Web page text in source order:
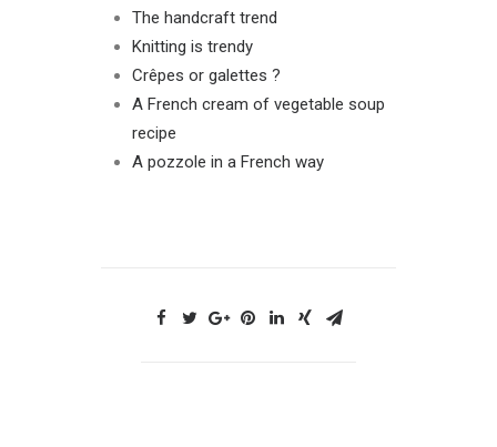
The handcraft trend
Knitting is trendy
Crêpes or galettes ?
A French cream of vegetable soup
recipe
A pozzole in a French way